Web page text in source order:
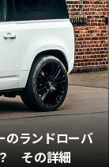
ランドローバ
その詳細